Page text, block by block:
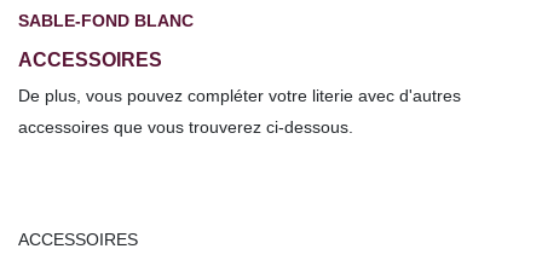
SABLE-FOND BLANC
ACCESSOIRES
De plus, vous pouvez compléter votre literie avec d'autres
accessoires que vous trouverez ci-dessous.
ACCESSOIRES